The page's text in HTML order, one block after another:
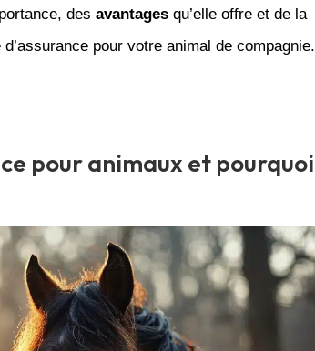
des avantagesqu’elle offre et de la
pour votre animal de compagnie.
pour animaux et pourquoi